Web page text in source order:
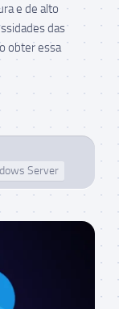
e de alto
das
obter essa
Server